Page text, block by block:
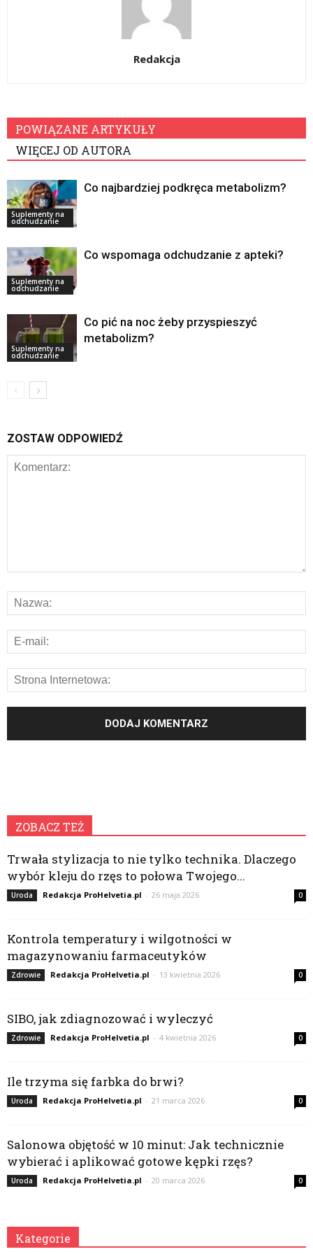
Redakcja
POWIĄZANE ARTYKUŁY
WIĘCEJ OD AUTORA
Suplementy na
odchudzanie
Co najbardziej podkręca metabolizm?
Suplementy na
odchudzanie
Co wspomaga odchudzanie z apteki?
Suplementy na
odchudzanie
Co pić na noc żeby przyspieszyć
metabolizm?
ZOSTAW ODPOWIEDŹ
ZOBACZ TEŻ
Trwała stylizacja to nie tylko technika. Dlaczego
wybór kleju do rzęs to połowa Twojego...
Uroda Redakcja ProHelvetia.pl - 26 maja 2026 0
Kontrola temperatury i wilgotności w
magazynowaniu farmaceutyków
Zdrowie Redakcja ProHelvetia.pl - 13 kwietnia 2026 0
SIBO, jak zdiagnozować i wyleczyć
Zdrowie Redakcja ProHelvetia.pl - 4 kwietnia 2026 0
Ile trzyma się farbka do brwi?
Uroda Redakcja ProHelvetia.pl - 21 marca 2026 0
Salonowa objętość w 10 minut: Jak technicznie
wybierać i aplikować gotowe kępki rzęs?
Uroda Redakcja ProHelvetia.pl - 20 marca 2026 0
Kategorie